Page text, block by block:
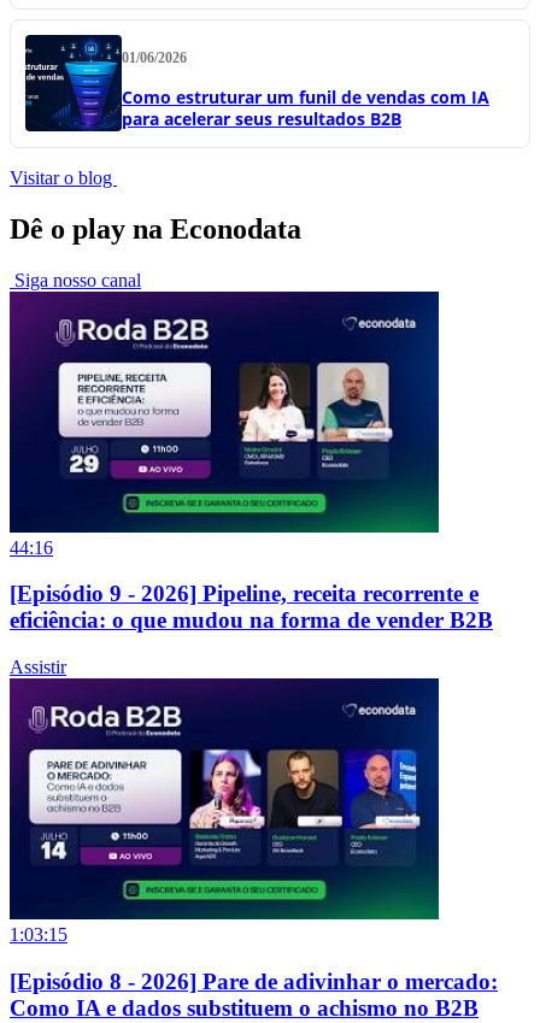
01/06/2026
Como estruturar um funil de vendas com IA
para acelerar seus resultados B2B
Visitar o blog
Dê o play na Econodata
Siga nosso canal
44:16
[Episódio 9 - 2026] Pipeline, receita recorrente e
eficiência: o que mudou na forma de vender B2B
Assistir
1:03:15
[Episódio 8 - 2026] Pare de adivinhar o mercado:
Como IA e dados substituem o achismo no B2B